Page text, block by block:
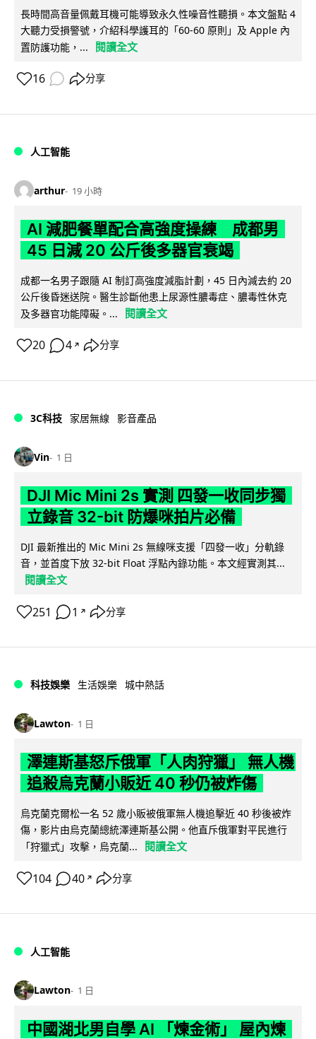
長時間高音量佩戴耳機可能導致永久性噪音性聽損。本文盤點 4
大聽力受損警號，介紹科學護耳的「60-60 原則」及 Apple 內
置防護功能，...
閱讀全文
16 分享
人工智能
arthur 19 小時
AI 減肥餐單配合高強度操練 成都男
45 日減 20 公斤後多器官衰竭
成都一名男子跟隨 AI 制訂高強度減脂計劃，45 日內減去約 20
公斤後昏迷送院。醫生診斷他患上尿源性膿毒症、膿毒性休克
及多器官功能障礙。...
閱讀全文
20 4 ↗ 分享
3C科技 家居無線 影音產品
Vin 1 日
DJI Mic Mini 2s 實測 四發一收同步獨
立錄音 32-bit 防爆咪拍片必備
DJI 最新推出的 Mic Mini 2s 無線咪支援「四發一收」分軌錄
音，並首度下放 32-bit Float 浮點內錄功能。本文經實測其...
閱讀全文
251 1 ↗ 分享
科技娛樂 生活娛樂 城中熱話
Lawton 1 日
澤連斯基怒斥俄軍「人肉狩獵」 無人機
追殺烏克蘭小販近 40 秒仍被炸傷
烏克蘭克爾松一名 52 歲小販被俄軍無人機追擊近 40 秒後被炸
傷，影片由烏克蘭總統澤連斯基公開。他直斥俄軍對平民進行
「狩獵式」攻擊，烏克蘭...
閱讀全文
104 40 ↗ 分享
人工智能
Lawton 1 日
中國湖北男自學 AI 「煉金術」 屋內煉